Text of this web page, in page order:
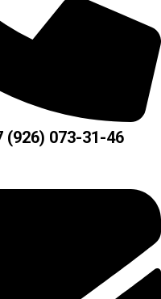
(926) 073-31-46